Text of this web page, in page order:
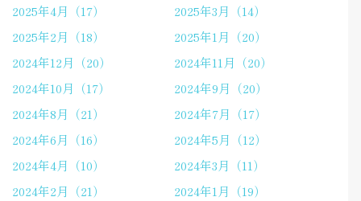
2025年4月（17）
2025年3月（14）
2025年2月（18）
2025年1月（20）
2024年12月（20）
2024年11月（20）
2024年10月（17）
2024年9月（20）
2024年8月（21）
2024年7月（17）
2024年6月（16）
2024年5月（12）
2024年4月（10）
2024年3月（11）
2024年2月（21）
2024年1月（19）